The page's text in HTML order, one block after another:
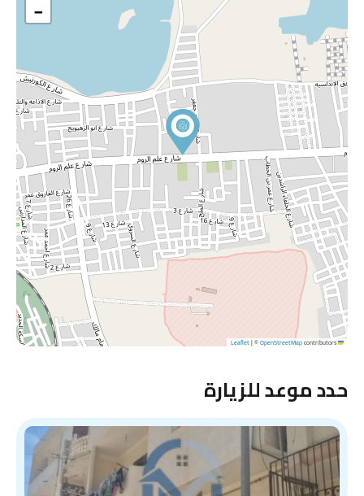
−
Leaflet
|©OpenStreetMapcontributors
حدد موعد للزيارة